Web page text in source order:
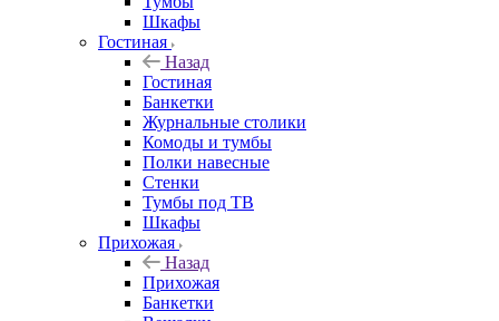
Шкафы
Гостиная
Назад
Гостиная
Банкетки
Журнальные столики
Комоды и тумбы
Полки навесные
Стенки
Тумбы под ТВ
Шкафы
Прихожая
Назад
Прихожая
Банкетки